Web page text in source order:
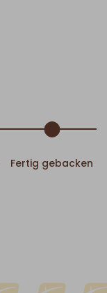
Fertig gebacken